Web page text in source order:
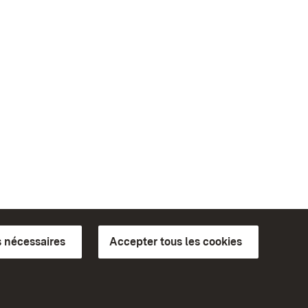
Accepter tous les cookies